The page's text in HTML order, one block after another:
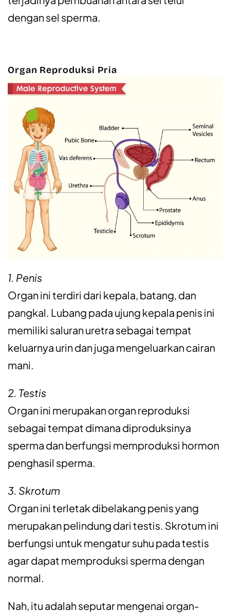
dengan sel sperma.
Organ Reproduksi Pria
1. Penis
Organ ini terdiri dari kepala, batang, dan
pangkal. Lubang pada ujung kepala penis ini
memiliki saluran uretra sebagai tempat
keluarnya urin dan juga mengeluarkan cairan
mani.
2. Testis
Organ ini merupakan organ reproduksi
sebagai tempat dimana diproduksinya
sperma dan berfungsi memproduksi hormon
penghasil sperma.
3. Skrotum
Organ ini terletak dibelakang penis yang
merupakan pelindung dari testis. Skrotum ini
berfungsi untuk mengatur suhu pada testis
agar dapat memproduksi sperma dengan
normal.
Nah, itu adalah seputar mengenai organ-